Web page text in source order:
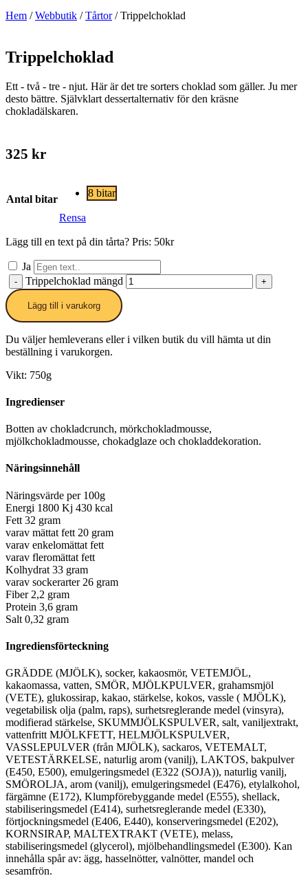
Hem /Webbutik /Tårtor/ Trippelchoklad
Trippelchoklad
Ett - två - tre - njut. Här är det tre sorters choklad som gäller. Ju mer
desto bättre. Självklart dessertalternativ för den kräsne
chokladälskaren.
325 kr
Antal bitar
8 bitar
Rensa
Lägg till en text på din tårta? Pris: 50kr
Ja
- Trippelchoklad mängd +
Lägg till i varukorg
Du väljer hemleverans eller i vilken butik du vill hämta ut din
beställning i varukorgen.
Vikt: 750g
Ingredienser
Botten av chokladcrunch, mörkchokladmousse,
mjölkchokladmousse, chokadglaze och chokladdekoration.
Näringsinnehåll
Näringsvärde per 100g
Energi 1800 Kj 430 kcal
Fett 32 gram
varav mättat fett 20 gram
varav enkelomättat fett
varav fleromättat fett
Kolhydrat 33 gram
varav sockerarter 26 gram
Fiber 2,2 gram
Protein 3,6 gram
Salt 0,32 gram
Ingrediensförteckning
GRÄDDE (MJÖLK), socker, kakaosmör, VETEMJÖL,
kakaomassa, vatten, SMÖR, MJÖLKPULVER, grahamsmjöl
(VETE), glukossirap, kakao, stärkelse, kokos, vassle ( MJÖLK),
vegetabilisk olja (palm, raps), surhetsreglerande medel (vinsyra),
modifierad stärkelse, SKUMMJÖLKSPULVER, salt, vaniljextrakt,
vattenfritt MJÖLKFETT, HELMJÖLKSPULVER,
VASSLEPULVER (från MJÖLK), sackaros, VETEMALT,
VETESTÄRKELSE, naturlig arom (vanilj), LAKTOS, bakpulver
(E450, E500), emulgeringsmedel (E322 (SOJA)), naturlig vanilj,
SMÖROLJA, arom (vanilj), emulgeringsmedel (E476), etylalkohol,
färgämne (E172), Klumpförebyggande medel (E555), shellack,
stabiliseringsmedel (E414), surhetsreglerande medel (E330),
förtjockningsmedel (E406, E440), konserveringsmedel (E202),
KORNSIRAP, MALTEXTRAKT (VETE), melass,
stabiliseringsmedel (glycerol), mjölbehandlingsmedel (E300). Kan
innehålla spår av: ägg, hasselnötter, valnötter, mandel och
sesamfrön.